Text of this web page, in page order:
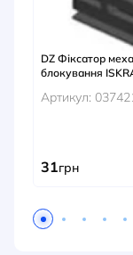
DZ Фіксатор
блокування
Артикул:
31грн